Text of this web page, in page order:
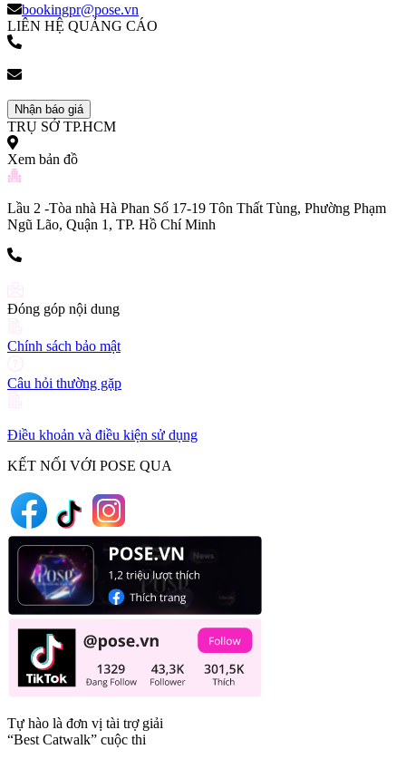
bookingpr@pose.vn
LIÊN HỆ QUẢNG CÁO
Nhận báo giá
TRỤ SỞ TP.HCM
Xem bản đồ
Lầu 2 -Tòa nhà Hà Phan Số 17-19 Tôn Thất Tùng, Phường Phạm
Ngũ Lão, Quận 1, TP. Hồ Chí Minh
Đóng góp nội dung
Chính sách bảo mật
Câu hỏi thường gặp
Điều khoản và điều kiện sử dụng
KẾT NỐI VỚI POSE QUA
Tự hào là đơn vị tài trợ giải
“Best Catwalk” cuộc thi